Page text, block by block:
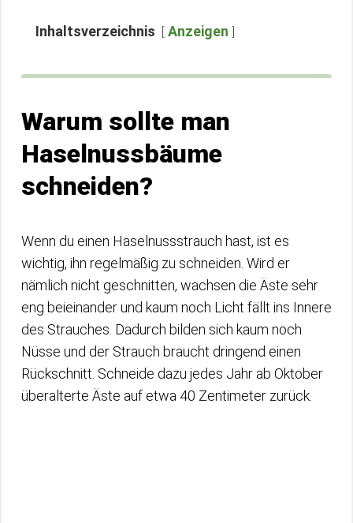
Inhaltsverzeichnis Anzeigen
Warum sollte man
Haselnussbäume
schneiden?
Wenn du einen Haselnussstrauch hast, ist es
wichtig, ihn regelmäßig zu schneiden. Wird er
nämlich nicht geschnitten, wachsen die Äste sehr
eng beieinander und kaum noch Licht fällt ins Innere
des Strauches. Dadurch bilden sich kaum noch
Nüsse und der Strauch braucht dringend einen
Rückschnitt. Schneide dazu jedes Jahr ab Oktober
überalterte Äste auf etwa 40 Zentimeter zurück.